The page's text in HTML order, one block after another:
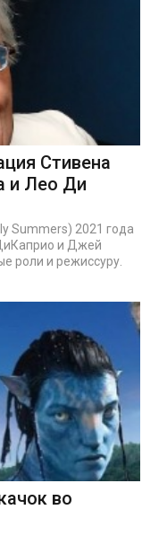
Стивена
и Лео Ди
Summers) 2021 года
и Джей
роли и режиссуру.
во